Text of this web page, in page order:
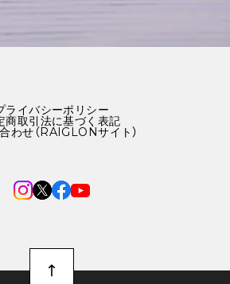
ライバシーポリシー
商取引法に基づく表記
わせ（RAIGLONサイト）